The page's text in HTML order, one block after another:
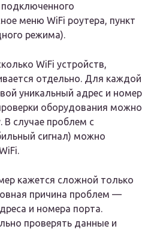
подключенного
меню WiFi роутера, пункт
режима).
WiFi устройств,
отдельно. Для каждой
уникальный адрес и номер
оборудования можно
В случае проблем с
сигнал) можно
кажется сложной только
причина проблем —
и номера порта.
проверять данные и